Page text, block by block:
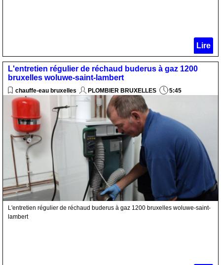
Lire
L'entretien régulier de réchaud buderus à gaz 1200
bruxelles woluwe-saint-lambert
chauffe-eau bruxelles PLOMBIER BRUXELLES 5:45
L'entretien régulier de réchaud buderus à gaz 1200 bruxelles woluwe-saint-
lambert